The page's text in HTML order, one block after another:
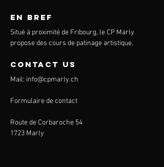
en bref
Situé à proximité de Fribourg, le CP Marly
propose des cours de patinage artistique.
contact us
Mail: info@cpmarly.ch
Formulaire de contact
Route de Corbaroche 54
1723 Marly